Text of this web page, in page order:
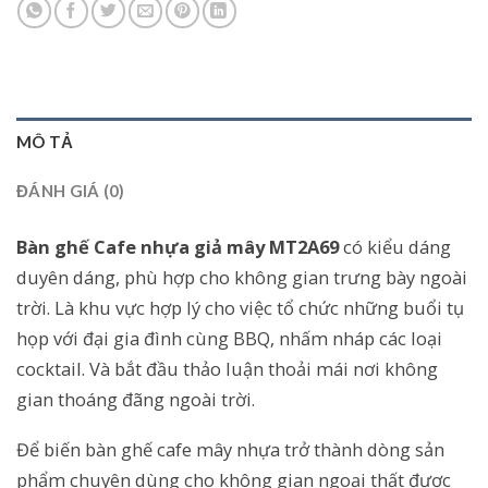
MÔ TẢ
ĐÁNH GIÁ (0)
Bàn ghế Cafe nhựa giả mây MT2A69có kiểu dáng
duyên dáng, phù hợp cho không gian trưng bày ngoài
trời. Là khu vực hợp lý cho việc tổ chức những buổi tụ
họp với đại gia đình cùng BBQ, nhấm nháp các loại
cocktail. Và bắt đầu thảo luận thoải mái nơi không
gian thoáng đãng ngoài trời.
Để biến bàn ghế cafe mây nhựa trở thành dòng sản
phẩm chuyên dùng cho không gian ngoại thất được